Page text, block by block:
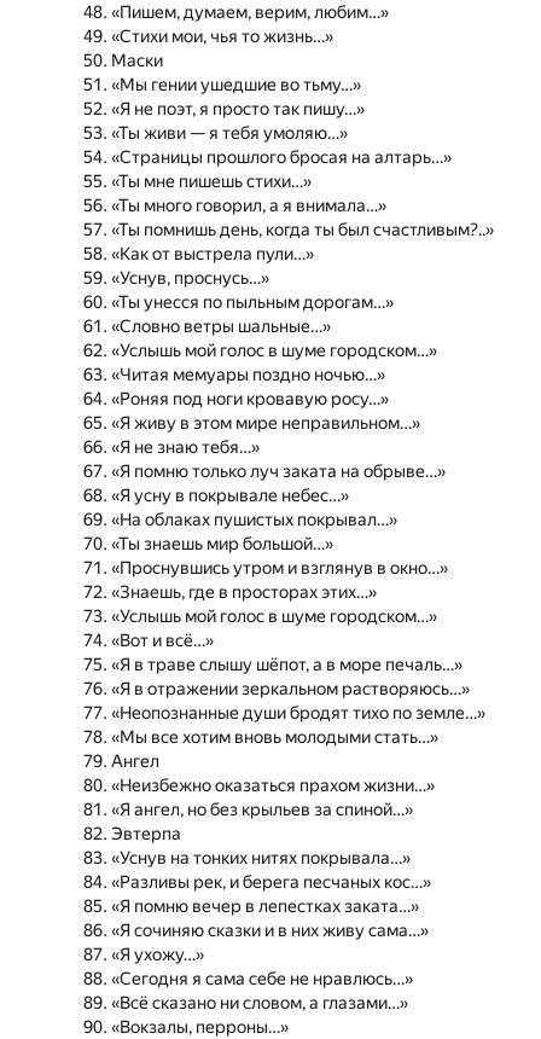
«Пишем, думаем, верим, любим…»
«Стихи мои, чья то жизнь…»
Маски
«Мы гении ушедшие во тьму…»
«Я не поэт, я просто так пишу…»
«Ты живи — я тебя умоляю…»
«Страницы прошлого бросая на алтарь…»
«Ты мне пишешь стихи…»
«Ты много говорил, а я внимала…»
«Ты помнишь день, когда ты был счастливым?..»
«Как от выстрела пули…»
«Уснув, проснусь…»
«Ты унесся по пыльным дорогам…»
«Словно ветры шальные…»
«Услышь мой голос в шуме городском…»
«Читая мемуары поздно ночью…»
«Роняя под ноги кровавую росу…»
«Я живу в этом мире неправильном…»
«Я не знаю тебя…»
«Я помню только луч заката на обрыве…»
«Я усну в покрывале небес…»
«На облаках пушистых покрывал…»
«Ты знаешь мир большой…»
«Проснувшись утром и взглянув в окно…»
«Знаешь, где в просторах этих…»
«Услышь мой голос в шуме городском…»
«Вот и всё…»
«Я в траве слышу шёпот, а в море печаль…»
«Я в отражении зеркальном растворяюсь…»
«Неопознанные души бродят тихо по земле…»
«Мы все хотим вновь молодыми стать…»
Ангел
«Неизбежно оказаться прахом жизни…»
«Я ангел, но без крыльев за спиной…»
Эвтерпа
«Уснув на тонких нитях покрывала…»
«Разливы рек, и берега песчаных кос…»
«Я помню вечер в лепестках заката…»
«Я сочиняю сказки и в них живу сама…»
«Я ухожу…»
«Сегодня я сама себе не нравлюсь…»
«Всё сказано ни словом, а глазами…»
«Вокзалы, перроны…»